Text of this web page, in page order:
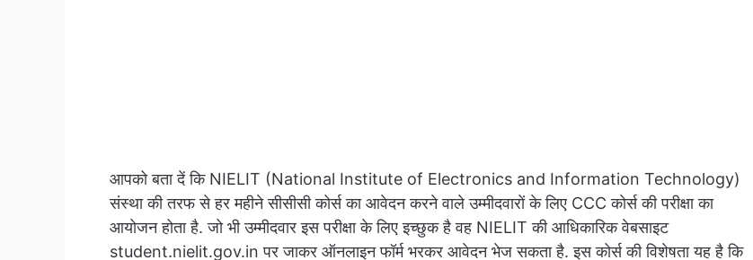
आपको बता दें कि NIELIT (National Institute of Electronics and Information Technology)
संस्था की तरफ से हर महीने सीसीसी कोर्स का आवेदन करने वाले उम्मीदवारों के लिए CCC कोर्स की परीक्षा का
आयोजन होता है. जो भी उम्मीदवार इस परीक्षा के लिए इच्छुक है वह NIELIT की आधिकारिक वेबसाइट
student.nielit.gov.in पर जाकर ऑनलाइन फॉर्म भरकर आवेदन भेज सकता है. इस कोर्स की विशेषता यह है कि